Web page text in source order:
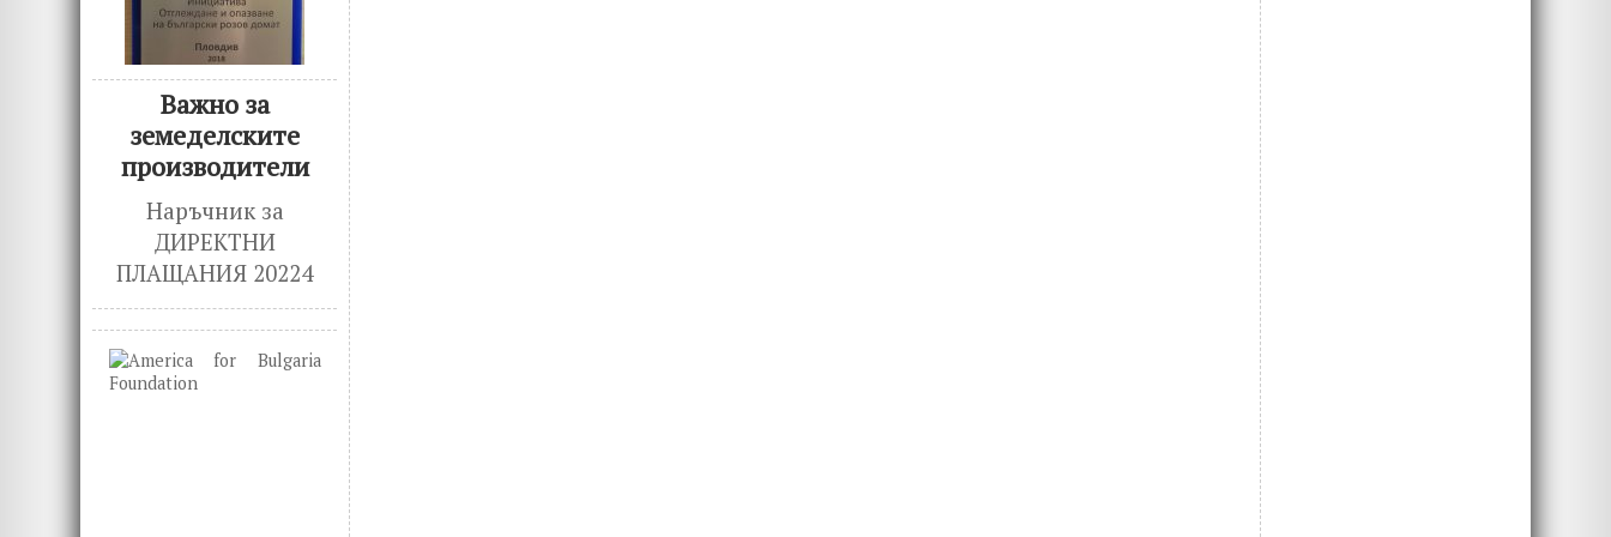
Важно за
земеделските
производители
Наръчник за
ДИРЕКТНИ
ПЛАЩАНИЯ 20224